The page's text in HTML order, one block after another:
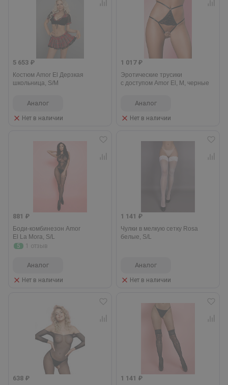
5 653 ₽
Костюм Amor El Дерзкая
школьница, S/M
Аналог
Нет в наличии
1 017 ₽
Эротические трусики
с доступом Amor El, M, черные
Аналог
Нет в наличии
881 ₽
Боди-комбинезон Amor
El La Mora, S/L
5
1 отзыв
Аналог
Нет в наличии
1 141 ₽
Чулки в мелкую сетку Rosa
белые, S/L
Аналог
Нет в наличии
638 ₽ 1 141 ₽